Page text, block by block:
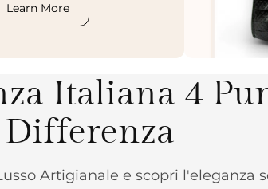
Learn More
Italiana 4
Differenza
Artigianale e scopri l'eleganza